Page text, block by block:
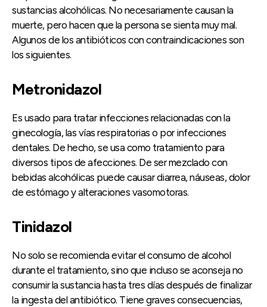
sustancias alcohólicas. No necesariamente causan la
muerte, pero hacen que la persona se sienta muy mal.
Algunos de los antibióticos con contraindicaciones son
los siguientes.
Metronidazol
Es usado para tratar infecciones relacionadas con la
ginecología, las vías respiratorias o por infecciones
dentales. De hecho, se usa como tratamiento para
diversos tipos de afecciones. De ser mezclado con
bebidas alcohólicas puede causar diarrea, náuseas, dolor
de estómago y alteraciones vasomotoras.
Tinidazol
No solo se recomienda evitar el consumo de alcohol
durante el tratamiento, sino que incluso se aconseja no
consumir la sustancia hasta tres días después de finalizar
la ingesta del antibiótico. Tiene graves consecuencias,